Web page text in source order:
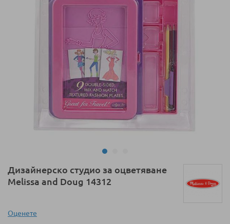
Преминете
към
галерия
Дизайнерско студио за оцветяване
Melissa and Doug 14312
Оценeте